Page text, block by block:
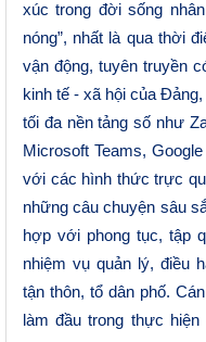
xúc trong đời sống
nóng”, nhất là qua thời
vận động, tuyên truyền
kinh tế - xã hội của
tối đa nền tảng số như
Microsoft Teams,
với các hình thức trực
những câu chuyện sâu
hợp với phong tục, tập
nhiệm vụ quản lý, điều
tận thôn, tổ dân phố.
làm đầu trong thực